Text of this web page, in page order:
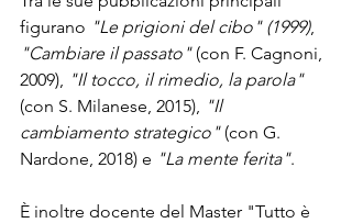
figurano "Le prigioni del cibo" (1999),
"Cambiare il passato" (con F. Cagnoni,
2009), "Il tocco, il rimedio, la parola"
(con S. Milanese, 2015), "Il
cambiamento strategico" (con G.
Nardone, 2018) e "La mente ferita".
È inoltre docente del Master "Tutto è